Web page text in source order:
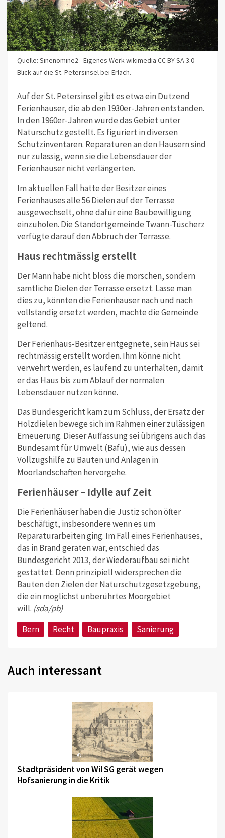
Quelle: Sinenomine2 - Eigenes Werk wikimedia CC BY-SA 3.0
Blick auf die St. Petersinsel bei Erlach.
Auf der St. Petersinsel gibt es etwa ein Dutzend
Ferienhäuser, die ab den 1930er-Jahren entstanden.
In den 1960er-Jahren wurde das Gebiet unter
Naturschutz gestellt. Es figuriert in diversen
Schutzinventaren. Reparaturen an den Häusern sind
nur zulässig, wenn sie die Lebensdauer der
Ferienhäuser nicht verlängerten.
Im aktuellen Fall hatte der Besitzer eines
Ferienhauses alle 56 Dielen auf der Terrasse
ausgewechselt, ohne dafür eine Baubewilligung
einzuholen. Die Standortgemeinde Twann-Tüscherz
verfügte darauf den Abbruch der Terrasse.
Haus rechtmässig erstellt
Der Mann habe nicht bloss die morschen, sondern
sämtliche Dielen der Terrasse ersetzt. Lasse man
dies zu, könnten die Ferienhäuser nach und nach
vollständig ersetzt werden, machte die Gemeinde
geltend.
Der Ferienhaus-Besitzer entgegnete, sein Haus sei
rechtmässig erstellt worden. Ihm könne nicht
verwehrt werden, es laufend zu unterhalten, damit
er das Haus bis zum Ablauf der normalen
Lebensdauer nutzen könne.
Das Bundesgericht kam zum Schluss, der Ersatz der
Holzdielen bewege sich im Rahmen einer zulässigen
Erneuerung. Dieser Auffassung sei übrigens auch das
Bundesamt für Umwelt (Bafu), wie aus dessen
Vollzugshilfe zu Bauten und Anlagen in
Moorlandschaften hervorgehe.
Ferienhäuser – Idylle auf Zeit
Die Ferienhäuser haben die Justiz schon öfter
beschäftigt, insbesondere wenn es um
Reparaturarbeiten ging. Im Fall eines Ferienhauses,
das in Brand geraten war, entschied das
Bundesgericht 2013, der Wiederaufbau sei nicht
gestattet. Denn prinzipiell widersprechen die
Bauten den Zielen der Naturschutzgesetzgebung,
die ein möglichst unberührtes Moorgebiet
will. (sda/pb)
Bern
Recht Baupraxis Sanierung
Auch interessant
©
Stadtpräsident von Wil SG gerät wegen
Hofsanierung in die Kritik